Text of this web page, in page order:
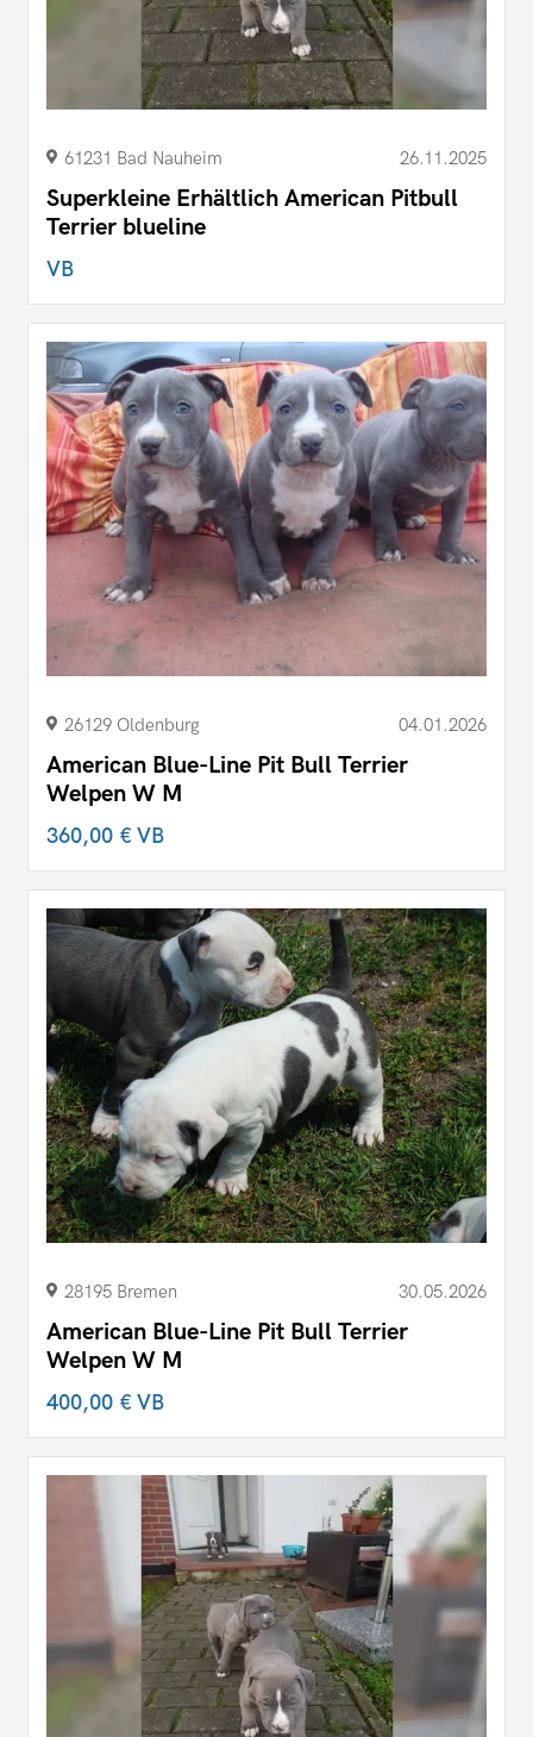
61231 Bad Nauheim 26.11.2025
Superkleine Erhältlich American Pitbull
Terrier blueline
VB
26129 Oldenburg 04.01.2026
American Blue-Line Pit Bull Terrier
Welpen W M
360,00 €VB
28195 Bremen 30.05.2026
American Blue-Line Pit Bull Terrier
Welpen W M
400,00 €VB